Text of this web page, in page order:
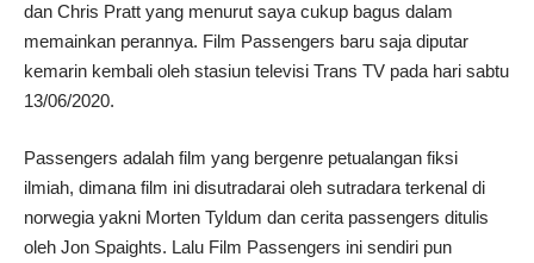
dan Chris Pratt yang menurut saya cukup bagus dalam
memainkan perannya. Film Passengers baru saja diputar
kemarin kembali oleh stasiun televisi Trans TV pada hari sabtu
13/06/2020.
Passengers adalah film yang bergenre petualangan fiksi
ilmiah, dimana film ini disutradarai oleh sutradara terkenal di
norwegia yakni Morten Tyldum dan cerita passengers ditulis
oleh Jon Spaights. Lalu Film Passengers ini sendiri pun